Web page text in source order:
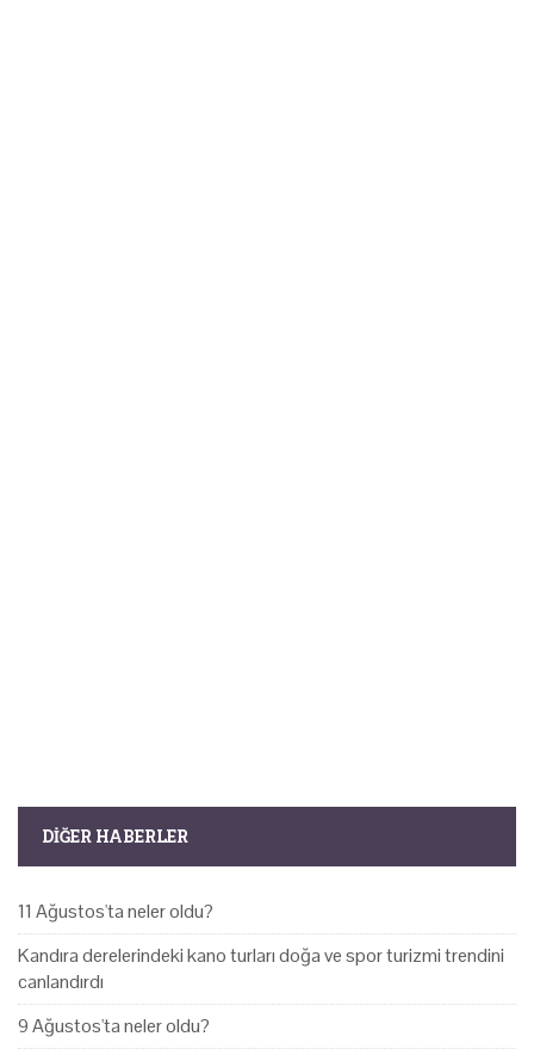
DIĞER HABERLER
11 Ağustos'ta neler oldu?
Kandıra derelerindeki kano turları doğa ve spor turizmi trendini
canlandırdı
9 Ağustos'ta neler oldu?